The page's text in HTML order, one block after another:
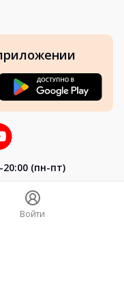
(пн-пт)
Войти